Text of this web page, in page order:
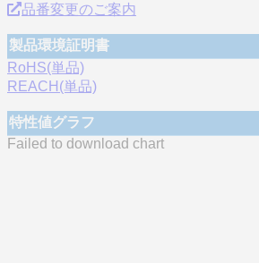
品番変更のご案内
製品環境証明書
RoHS(単品)
REACH(単品)
特性値グラフ
Failed to download chart